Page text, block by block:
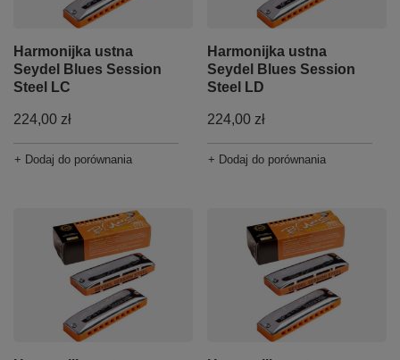
Harmonijka ustna
Seydel Blues Session
Steel LC
224,00 zł
+ Dodaj do porównania
Harmonijka ustna
Seydel Blues Session
Steel LD
224,00 zł
+ Dodaj do porównania